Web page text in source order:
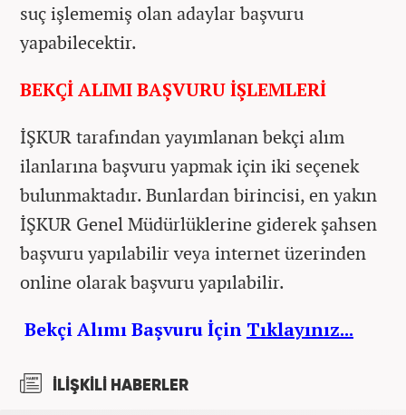
suç işlememiş olan adaylar başvuru
yapabilecektir.
BEKÇİ ALIMI BAŞVURU İŞLEMLERİ
İŞKUR tarafından yayımlanan bekçi alım
ilanlarına başvuru yapmak için iki seçenek
bulunmaktadır. Bunlardan birincisi, en yakın
İŞKUR Genel Müdürlüklerine giderek şahsen
başvuru yapılabilir veya internet üzerinden
online olarak başvuru yapılabilir.
Bekçi Alımı Başvuru İçin Tıklayınız...
İLİŞKİLİ HABERLER